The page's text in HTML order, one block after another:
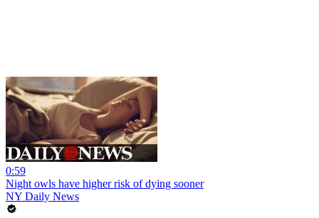
0:59
Night owls have higher risk of dying sooner
NY Daily News